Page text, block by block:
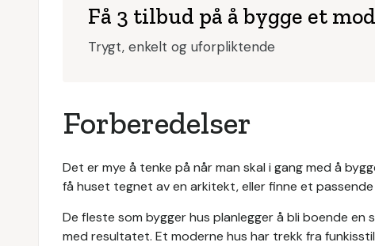
Få 3 tilbud på å bygge et
Trygt, enkelt og uforpliktende
Forberedelser
Det er mye å tenke på når man skal i gang med å
få huset tegnet av en arkitekt, eller finne et
De fleste som bygger hus planlegger å bli boende
med resultatet. Et moderne hus har trekk fra